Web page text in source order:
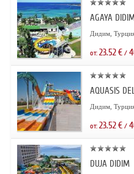
AGAYA
Дидим,
от: 23.52€/
AQUASIS
Дидим,
от: 23.52€/
DUJA DIDIM